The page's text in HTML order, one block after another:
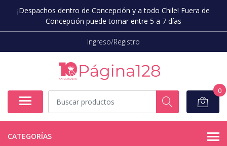
¡Despachos dentro de Concepción y a todo Chile! Fuera de
Concepción puede tomar entre 5 a 7 días
Ingreso/Registro
0
CATEGORÍAS